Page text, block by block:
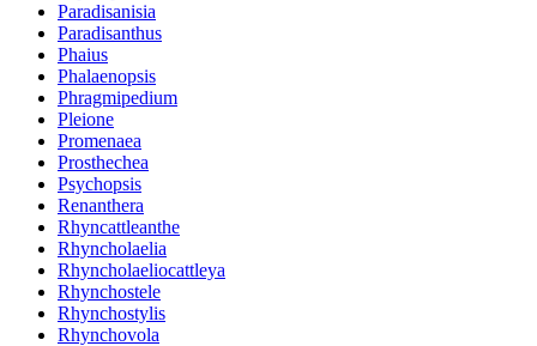
Paradisanisia
Paradisanthus
Phaius
Phalaenopsis
Phragmipedium
Pleione
Promenaea
Prosthechea
Psychopsis
Renanthera
Rhyncattleanthe
Rhyncholaelia
Rhyncholaeliocattleya
Rhynchostele
Rhynchostylis
Rhynchovola